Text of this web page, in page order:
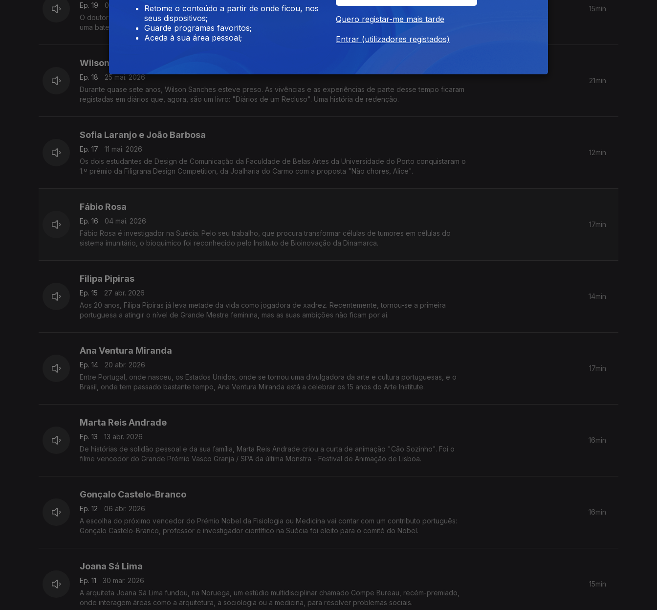
Ep. 19
01 jun. 2026
O doutorando da Universidade do Minho venceu o prémio europeu Upcell Young Scientist Award 2026. Desenvolveu
uma bateria de lítio sustentável, de estado sólido e impressa em 3D. Promete melhor desempenho e eficiência.
15min
Wilson Sanches
Ep. 18
25 mai. 2026
Durante quase sete anos, Wilson Sanches esteve preso. As vivências e as experiências de parte desse tempo ficaram
registadas em diários que, agora, são um livro: "Diários de um Recluso". Uma história de redenção.
21min
Sofia Laranjo e João Barbosa
Ep. 17
11 mai. 2026
Os dois estudantes de Design de Comunicação da Faculdade de Belas Artes da Universidade do Porto conquistaram o
1.º prémio da Filigrana Design Competition, da Joalharia do Carmo com a proposta "Não chores, Alice".
12min
Fábio Rosa
Ep. 16
04 mai. 2026
Fábio Rosa é investigador na Suécia. Pelo seu trabalho, que procura transformar células de tumores em células do
sistema imunitário, o bioquímico foi reconhecido pelo Instituto de Bioinovação da Dinamarca.
17min
Filipa Pipiras
Ep. 15
27 abr. 2026
Aos 20 anos, Filipa Pipiras já leva metade da vida como jogadora de xadrez. Recentemente, tornou-se a primeira
portuguesa a atingir o nível de Grande Mestre feminina, mas as suas ambições não ficam por aí.
14min
Ana Ventura Miranda
Ep. 14
20 abr. 2026
Entre Portugal, onde nasceu, os Estados Unidos, onde se tornou uma divulgadora da arte e cultura portuguesas, e o
Brasil, onde tem passado bastante tempo, Ana Ventura Miranda está a celebrar os 15 anos do Arte Institute.
17min
Marta Reis Andrade
Ep. 13
13 abr. 2026
De histórias de solidão pessoal e da sua família, Marta Reis Andrade criou a curta de animação "Cão Sozinho". Foi o
filme vencedor do Grande Prémio Vasco Granja / SPA da última Monstra - Festival de Animação de Lisboa.
16min
Gonçalo Castelo-Branco
Ep. 12
06 abr. 2026
A escolha do próximo vencedor do Prémio Nobel da Fisiologia ou Medicina vai contar com um contributo português:
Gonçalo Castelo-Branco, professor e investigador científico na Suécia foi eleito para o comité do Nobel.
16min
Joana Sá Lima
Ep. 11
30 mar. 2026
A arquiteta Joana Sá Lima fundou, na Noruega, um estúdio multidisciplinar chamado Compe Bureau, recém-premiado,
onde interagem áreas como a arquitetura, a sociologia ou a medicina, para resolver problemas sociais.
15min
Retome o conteúdo a partir de onde ficou, nos
seus dispositivos;
Guarde programas favoritos;
Aceda à sua área pessoal;
Quero registar-me mais tarde
Entrar (utilizadores registados)